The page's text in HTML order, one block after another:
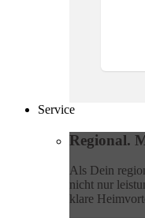
Service
Regional.
Als Dein
nicht nur
klare